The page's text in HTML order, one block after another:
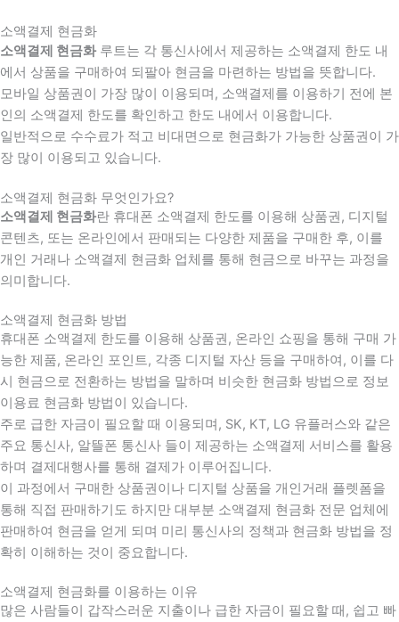
소액결제 현금화
소액결제 현금화루트는 각 통신사에서 제공하는 소액결제 한도 내
에서 상품을 구매하여 되팔아 현금을 마련하는 방법을 뜻합니다.
모바일 상품권이 가장 많이 이용되며, 소액결제를 이용하기 전에 본
인의 소액결제 한도를 확인하고 한도 내에서 이용합니다.
일반적으로 수수료가 적고 비대면으로 현금화가 가능한 상품권이 가
장 많이 이용되고 있습니다.
소액결제 현금화 무엇인가요?
소액결제 현금화란 휴대폰 소액결제 한도를 이용해 상품권, 디지털
콘텐츠, 또는 온라인에서 판매되는 다양한 제품을 구매한 후, 이를
개인 거래나 소액결제 현금화 업체를 통해 현금으로 바꾸는 과정을
의미합니다.
소액결제 현금화 방법
휴대폰 소액결제 한도를 이용해 상품권, 온라인 쇼핑을 통해 구매 가
능한 제품, 온라인 포인트, 각종 디지털 자산 등을 구매하여, 이를 다
시 현금으로 전환하는 방법을 말하며 비슷한 현금화 방법으로 정보
이용료 현금화 방법이 있습니다.
주로 급한 자금이 필요할 때 이용되며, SK, KT, LG 유플러스와 같은
주요 통신사, 알뜰폰 통신사 들이 제공하는 소액결제 서비스를 활용
하며 결제대행사를 통해 결제가 이루어집니다.
이 과정에서 구매한 상품권이나 디지털 상품을 개인거래 플렛폼을
통해 직접 판매하기도 하지만 대부분 소액결제 현금화 전문 업체에
판매하여 현금을 얻게 되며 미리 통신사의 정책과 현금화 방법을 정
확히 이해하는 것이 중요합니다.
소액결제 현금화를 이용하는 이유
많은 사람들이 갑작스러운 지출이나 급한 자금이 필요할 때 , 쉽고 빠